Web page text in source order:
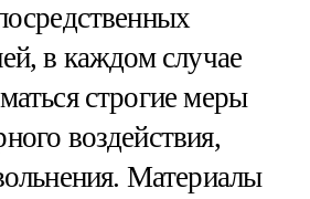
в каждом случае
строгие меры
воздействия,
Материалы